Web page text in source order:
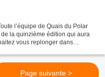
l’équipe de Quais du Polar
la quinzième édition qui aura
vous replonger dans
Page suivante >